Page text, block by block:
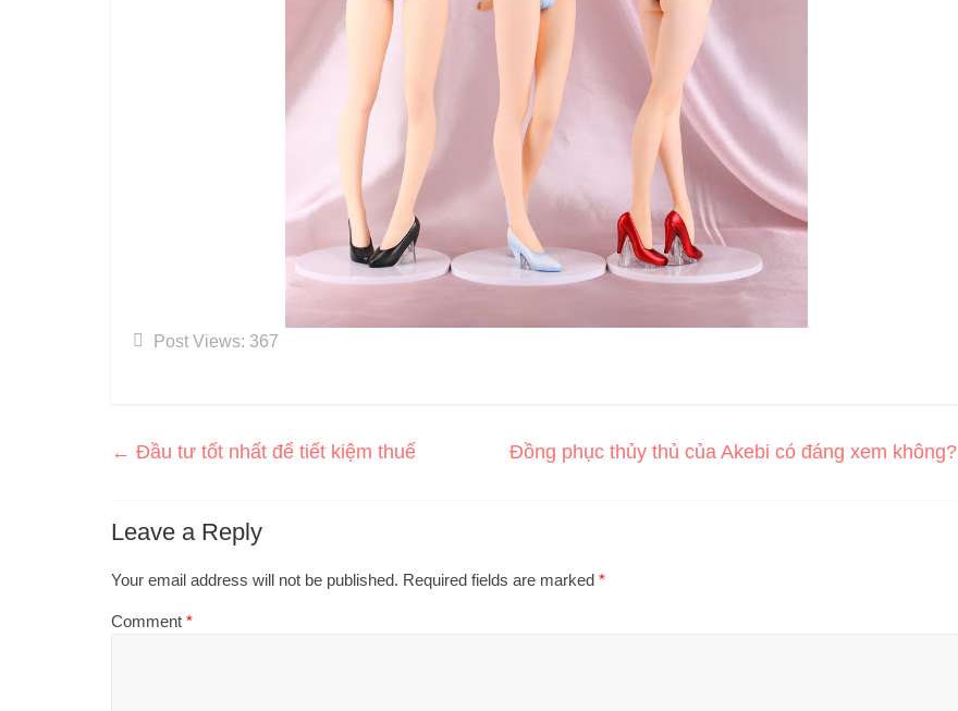
Post Views: 367
← Đầu tư tốt nhất để tiết kiệm thuế Đồng phục thủy thủ của Akebi có đáng xem không?
Leave a Reply
Your email address will not be published. Required fields are marked *
Comment *